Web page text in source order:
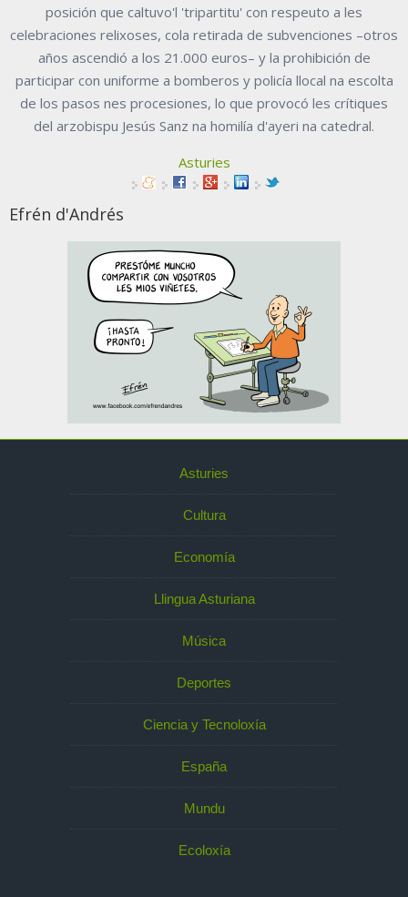
posición que caltuvo'l 'tripartitu' con respeuto a les
celebraciones relixoses, cola retirada de subvenciones –otros
años ascendió a los 21.000 euros– y la prohibición de
participar con uniforme a bomberos y policía llocal na escolta
de los pasos nes procesiones, lo que provocó les crítiques
del arzobispu Jesús Sanz na homilía d'ayeri na catedral.
Asturies
Efrén d'Andrés
Asturies
Cultura
Economía
Llingua Asturiana
Música
Deportes
Ciencia y Tecnoloxía
España
Mundu
Ecoloxía